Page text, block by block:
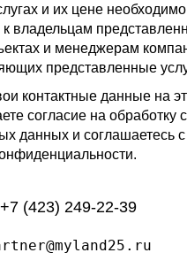
и их цене необходимо
владельцам
и менеджерам
представленные
контактные данные на
согласие на обработку
данных и соглашаетесь с
+7 (423) 249-22-39